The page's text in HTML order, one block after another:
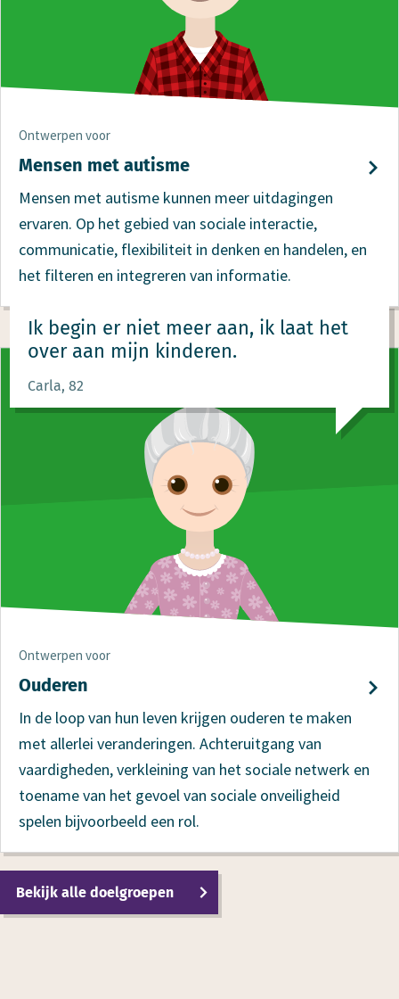
Mensen met autisme
Ontwerpen voor
Mensen met autisme kunnen meer uitdagingen
ervaren. Op het gebied van sociale interactie,
communicatie, flexibiliteit in denken en handelen, en
het filteren en integreren van informatie.
Ouderen
Ontwerpen voor
In de loop van hun leven krijgen ouderen te maken
met allerlei veranderingen. Achteruitgang van
vaardigheden, verkleining van het sociale netwerk en
toename van het gevoel van sociale onveiligheid
spelen bijvoorbeeld een rol.
Ik begin er niet meer aan, ik laat het
over aan mijn kinderen.
Carla, 82
Bekijk alle doelgroepen